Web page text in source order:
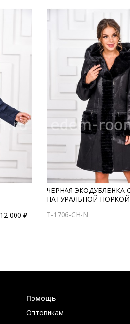
12 000 ₽
ЧЁРНАЯ ЭКОДУБЛЁНКА С
НАТУРАЛЬНОЙ НОРКОЙ
T-1706-CH-N
Помощь
Оптовикам